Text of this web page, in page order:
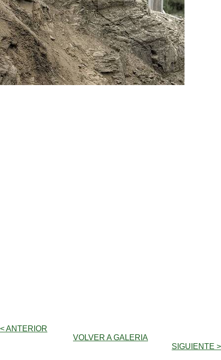
< ANTERIOR
VOLVER A GALERIA
SIGUIENTE >